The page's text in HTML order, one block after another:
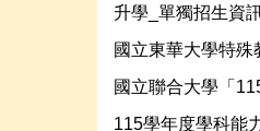
升學_單獨招生資
國立東華大學特殊
國立聯合大學「
115學年度學科能